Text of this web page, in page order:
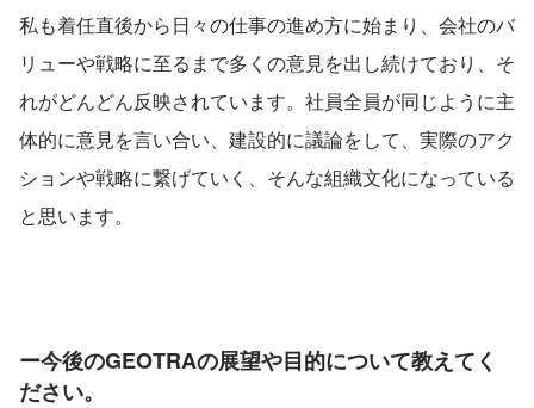
私も着任直後から日々の仕事の進め方に始まり、会社のバ
リューや戦略に至るまで多くの意見を出し続けており、そ
れがどんどん反映されています。社員全員が同じように主
体的に意見を言い合い、建設的に議論をして、実際のアク
ションや戦略に繋げていく、そんな組織文化になっている
と思います。
ー今後のGEOTRAの展望や目的について教えてく
ださい。